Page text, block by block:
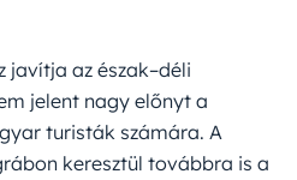
javítja az észak–déli
jelent nagy előnyt a
turisták számára. A
keresztül továbbra is a